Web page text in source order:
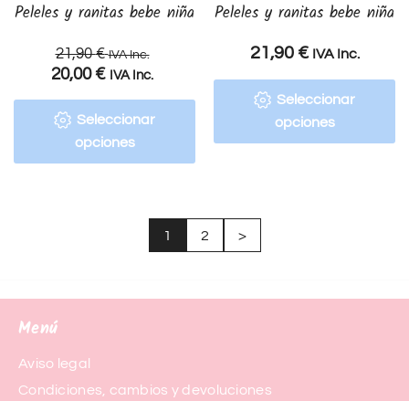
Peleles y ranitas bebe niña
21,90€ IVA Inc.
20,00€ IVA Inc.
Seleccionar
opciones
Peleles y ranitas bebe niña
21,90 € IVA Inc.
Seleccionar
opciones
1 2 >
Menú
Aviso legal
Condiciones, cambios y devoluciones